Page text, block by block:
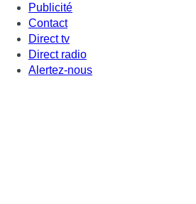
Publicité
Contact
Direct tv
Direct radio
Alertez-nous